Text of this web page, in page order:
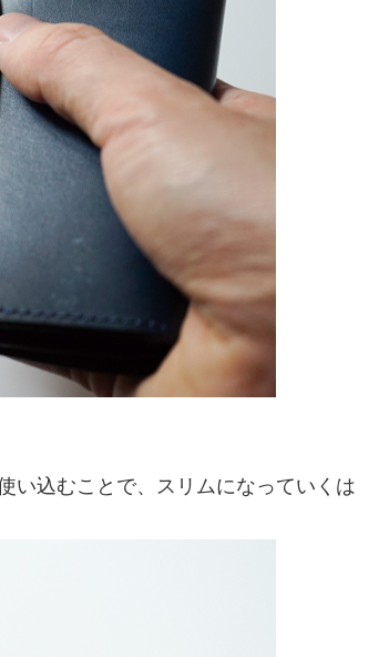
い込むことで、スリムになっていくは